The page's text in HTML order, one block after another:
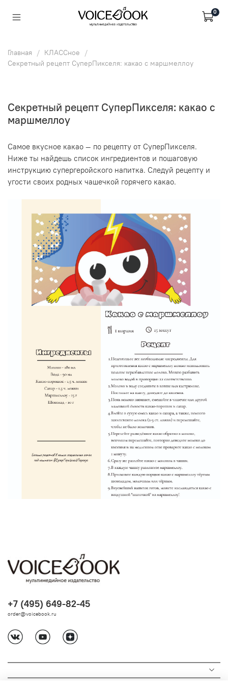
0
Главная
КЛАССное
Секретный рецепт СуперПикселя: какао с маршмеллоу
Секретный рецепт СуперПикселя: какао с
маршмеллоу
Самое вкусное какао — по рецепту от СуперПикселя.
Ниже ты найдешь список ингредиентов и пошаговую
инструкцию супергеройского напитка. Следуй рецепту и
угости своих родных чашечкой горячего какао.
+7 (495) 649-82-45
order@voicebook.ru